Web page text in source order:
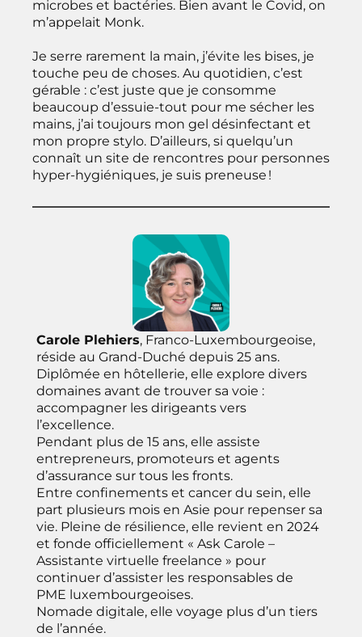
microbes et bactéries. Bien avant le Covid, on
m’appelait Monk.
Je serre rarement la main, j’évite les bises, je
touche peu de choses. Au quotidien, c’est
gérable : c’est juste que je consomme
beaucoup d’essuie-tout pour me sécher les
mains, j’ai toujours mon gel désinfectant et
mon propre stylo. D’ailleurs, si quelqu’un
connaît un site de rencontres pour personnes
hyper-hygiéniques, je suis preneuse !
Carole Plehiers, Franco-Luxembourgeoise,
réside au Grand-Duché depuis 25 ans.
Diplômée en hôtellerie, elle explore divers
domaines avant de trouver sa voie :
accompagner les dirigeants vers
l’excellence.
Pendant plus de 15 ans, elle assiste
entrepreneurs, promoteurs et agents
d’assurance sur tous les fronts.
Entre confinements et cancer du sein, elle
part plusieurs mois en Asie pour repenser sa
vie. Pleine de résilience, elle revient en 2024
et fonde officiellement « Ask Carole –
Assistante virtuelle freelance » pour
continuer d’assister les responsables de
PME luxembourgeoises.
Nomade digitale, elle voyage plus d’un tiers
de l’année.